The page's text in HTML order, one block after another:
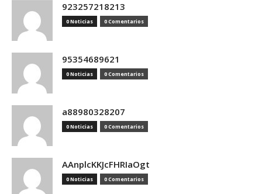
923257218213
0 Noticias 0 Comentarios
95354689621
0 Noticias 0 Comentarios
a88980328207
0 Noticias 0 Comentarios
AAnplcKKJcFHRIaOgt
0 Noticias 0 Comentarios